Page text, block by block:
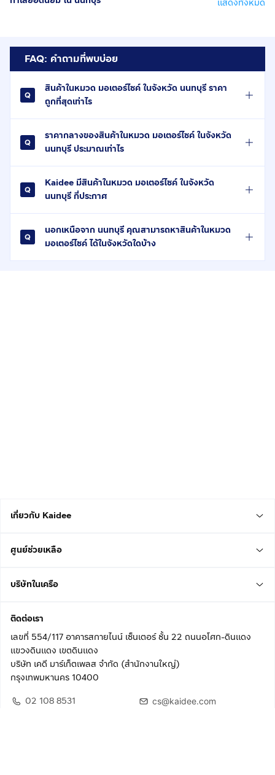
FAQ: คำถามที่พบบ่อย
สินค้าในหมวด มอเตอร์ไซค์ ในจังหวัด นนทบุรี ราคา
ถูกที่สุดเท่าไร
ราคากลางของสินค้าในหมวด มอเตอร์ไซค์ ในจังหวัด
นนทบุรี ประมาณเท่าไร
Kaidee มีสินค้าในหมวด มอเตอร์ไซค์ ในจังหวัด
นนทบุรี กี่ประกาศ
นอกเหนือจาก นนทบุรี คุณสามารถหาสินค้าในหมวด
มอเตอร์ไซค์ ได้ในจังหวัดใดบ้าง
เกี่ยวกับ Kaidee
ศูนย์ช่วยเหลือ
บริษัทในเครือ
ติดต่อเรา
เลขที่ 554/117 อาคารสกายไนน์ เซ็นเตอร์ ชั้น 22 ถนนอโศก-ดินแดง
แขวงดินแดง เขตดินแดง
บริษัท เคดี มาร์เก็ตเพลส จำกัด (สำนักงานใหญ่)
กรุงเทพมหานคร 10400
02 108 8531
cs@kaidee.com